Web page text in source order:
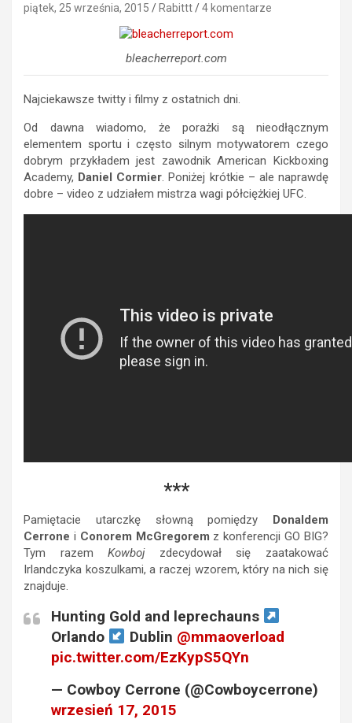
piątek, 25 września, 2015 Rabittt 4 komentarze
bleacherreport.com
Najciekawsze twitty i filmy z ostatnich dni.
Od dawna wiadomo, że porażki są nieodłącznym
elementem sportu i często silnym motywatorem czego
dobrym przykładem jest zawodnik American Kickboxing
Academy, Daniel Cormier. Poniżej krótkie – ale naprawdę
dobre – video z udziałem mistrza wagi półciężkiej UFC.
***
Pamiętacie utarczkę słowną pomiędzy Donaldem
Cerrone i Conorem McGregorem z konferencji GO BIG?
Tym razemKowbojzdecydował się zaatakować
Irlandczyka koszulkami, a raczej wzorem, który na nich się
znajduje.
Hunting Gold and leprechauns
Orlando
Dublin @mmaoverload
pic.twitter.com/EzKypS5QYn
— Cowboy Cerrone (@Cowboycerrone)
wrzesień 17, 2015